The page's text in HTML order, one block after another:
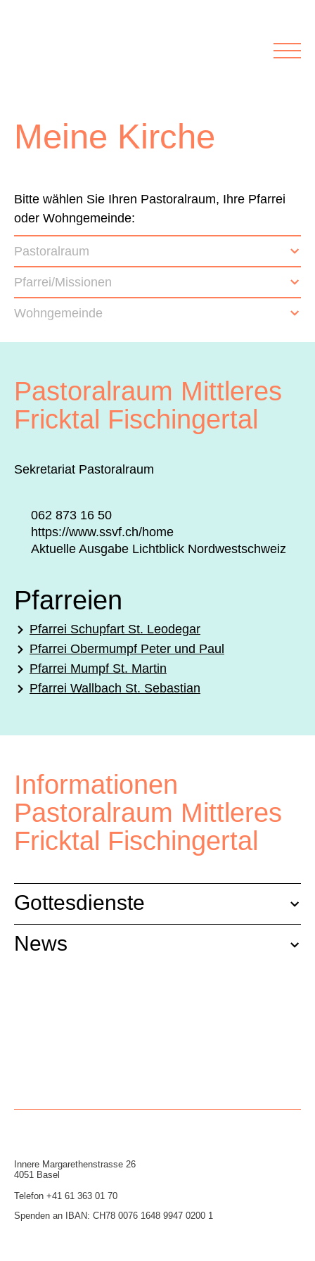
Vermischtes
Agenda I&L
Inserate &
Stellenbörse
Beilagen und Inserate Stellenbörse
Archiv
ePaper
Meine Kirche
Bitte wählen Sie Ihren Pastoralraum, Ihre Pfarrei
oder Wohngemeinde:
Pastoralraum
Pfarrei/Missionen
Wohngemeinde
Pastoralraum Mittleres
Fricktal Fischingertal
Sekretariat Pastoralraum
062 873 16 50
https://www.ssvf.ch/home
Aktuelle Ausgabe Lichtblick Nordwestschweiz
Pfarreien
Pfarrei Schupfart St. Leodegar
Pfarrei Obermumpf Peter und Paul
Pfarrei Mumpf St. Martin
Pfarrei Wallbach St. Sebastian
Informationen
Pastoralraum Mittleres
Fricktal Fischingertal
Gottesdienste
News
Innere Mar­garethen­strasse 26
4051 Basel
Telefon +41 61 363 01 70
Spenden an IBAN: CH78 0076 1648 9947 0200 1